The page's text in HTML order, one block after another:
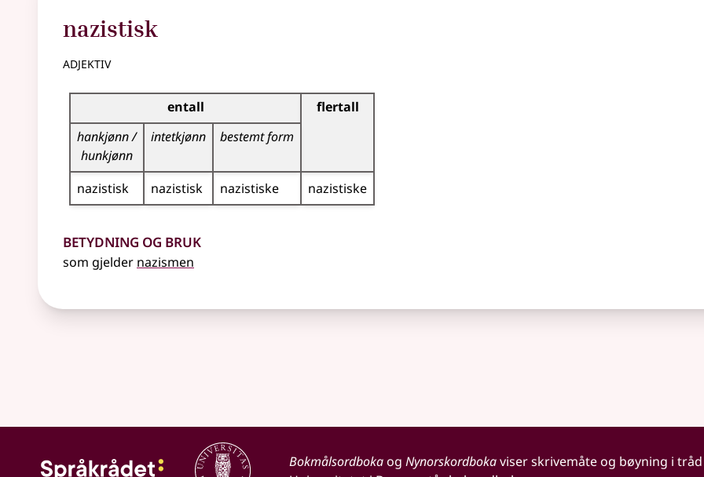
nazistisk
adjektiv
Bøyingstabell for dette adjektivet
entall
flertall
hankjønn /
hunkjønn
intetkjønn bestemt form
nazistisk nazistisk nazistiske nazistiske
Betydning og bruk
som gjelder nazismen
Bokmålsordbokaog Nynorskordbokaviser skrivemåte og bøyning i